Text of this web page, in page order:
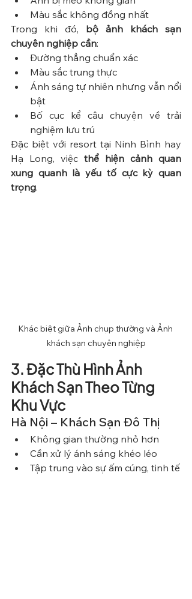
Màu sắc không đồng nhất
Trong khi đó, bộ ảnh khách sạn
chuyên nghiệp cần:
Đường thẳng chuẩn xác
Màu sắc trung thực
Ánh sáng tự nhiên nhưng vẫn nổi
bật
Bố cục kể câu chuyện về trải
nghiệm lưu trú
Đặc biệt với resort tại Ninh Bình hay
Hạ Long, việc thể hiện cảnh quan
xung quanh là yếu tố cực kỳ quan
trọng.
Khác biệt giữa Ảnh chụp thường và Ảnh
khách sạn chuyên nghiệp
3. Đặc Thù Hình Ảnh
Khách Sạn Theo Từng
Khu Vực
Hà Nội – Khách Sạn Đô Thị
Không gian thường nhỏ hơn
Cần xử lý ánh sáng khéo léo
Tập trung vào sự ấm cúng, tinh tế